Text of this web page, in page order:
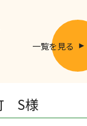
一覧を見る